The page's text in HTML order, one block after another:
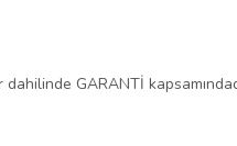
GARANTİ